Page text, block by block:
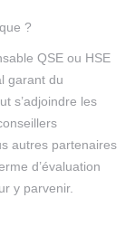
?
QSE ou HSE
garant du
s’adjoindre les
autres partenaires
d’évaluation
y parvenir.